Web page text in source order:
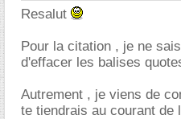
Resalut
Pour la citation , je ne
d'effacer les balises
Autrement , je viens de
te tiendrais au courant de